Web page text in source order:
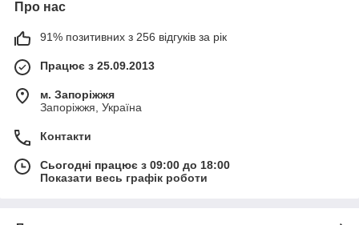
Про нас
91% позитивних з 256 відгуків за рік
Працює з 25.09.2013
м. Запоріжжя
Запоріжжя, Україна
Контакти
Сьогодні працює з 09:00 до 18:00
Показати весь графік роботи